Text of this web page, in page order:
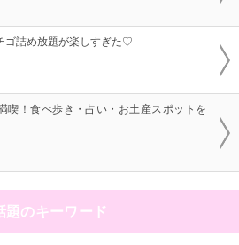
ゴ詰め放題が楽しすぎた♡
喫！食べ歩き・占い・お土産スポットを
題のキーワード